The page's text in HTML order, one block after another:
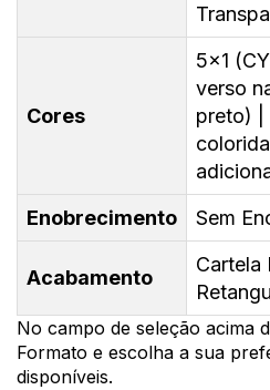
Cores
5x1
verso
preto) |
Enobrecimento
Sem
Acabamento
Cartela
No campo de seleção acima
Formato e escolha a sua
disponíveis.